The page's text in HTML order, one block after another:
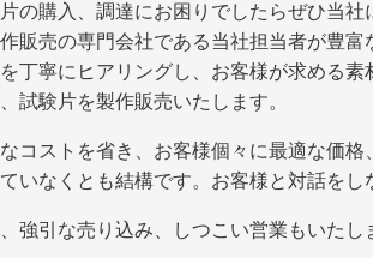
の購入、調達にお困りでしたらぜひ当社
販売の専門会社である当社担当者が豊
丁寧にヒアリングし、お客様が求める素
試験片を製作販売いたします。
コストを省き、お客様個々に最適な価
いなくとも結構です。お客様と対話をし
強引な売り込み、しつこい営業もいたし